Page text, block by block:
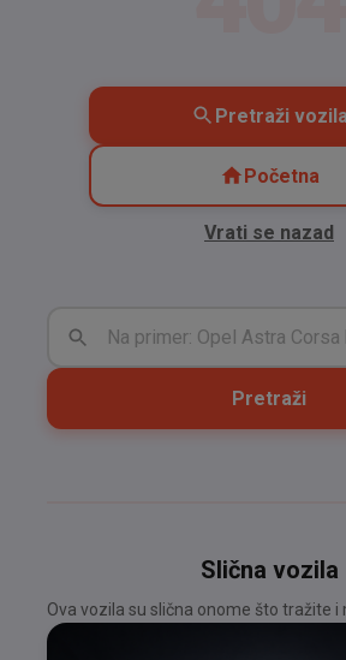
Pretraži vozila
Početna
Vrati se nazad
Pretraži
Slična vozila
Ova vozila su slična onome što tražite i